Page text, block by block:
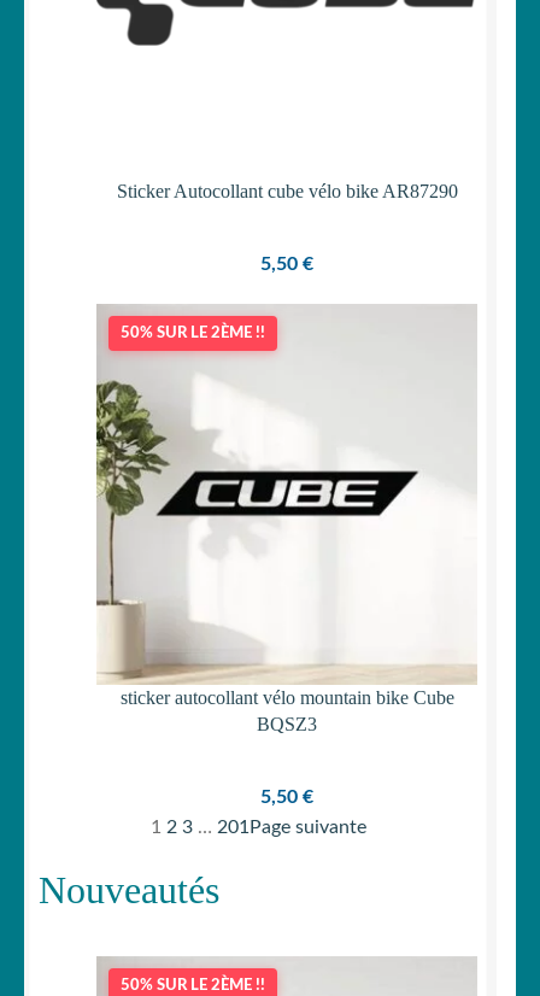
Sticker Autocollant cube vélo bike AR87290
5,50 €
50% SUR LE 2ÈME !!
sticker autocollant vélo mountain bike Cube
BQSZ3
5,50 €
1 2 3 … 201 Page suivante
Nouveautés
50% SUR LE 2ÈME !!